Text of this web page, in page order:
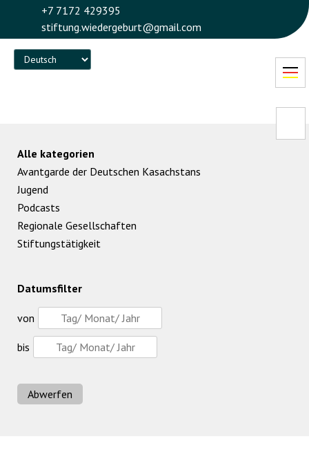
+7 7172 429395
stiftung.wiedergeburt@gmail.com
Language
Alle kategorien
Avantgarde der Deutschen Kasachstans
Jugend
Podcasts
Regionale Gesellschaften
Stiftungstätigkeit
Datumsfilter
von
bis
Abwerfen